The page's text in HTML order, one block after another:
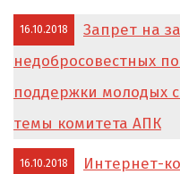
16.10.2018
Запрет на
недобросовестных
поддержки молодых
темы комитета АПК
16.10.2018
Интернет-